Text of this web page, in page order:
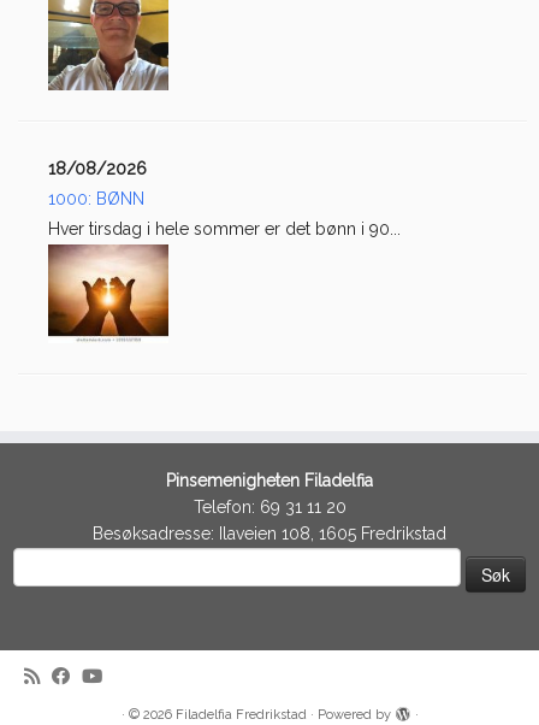
18/08/2026
1000: BØNN
Hver tirsdag i hele sommer er det bønn i 90...
Pinsemenigheten Filadelfia
Telefon: 69 31 11 20
Besøksadresse: Ilaveien 108, 1605 Fredrikstad
etter:
· © 2026 Filadelfia Fredrikstad · Powered by ·